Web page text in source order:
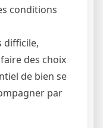
conditions
difficile,
des choix
de bien se
par